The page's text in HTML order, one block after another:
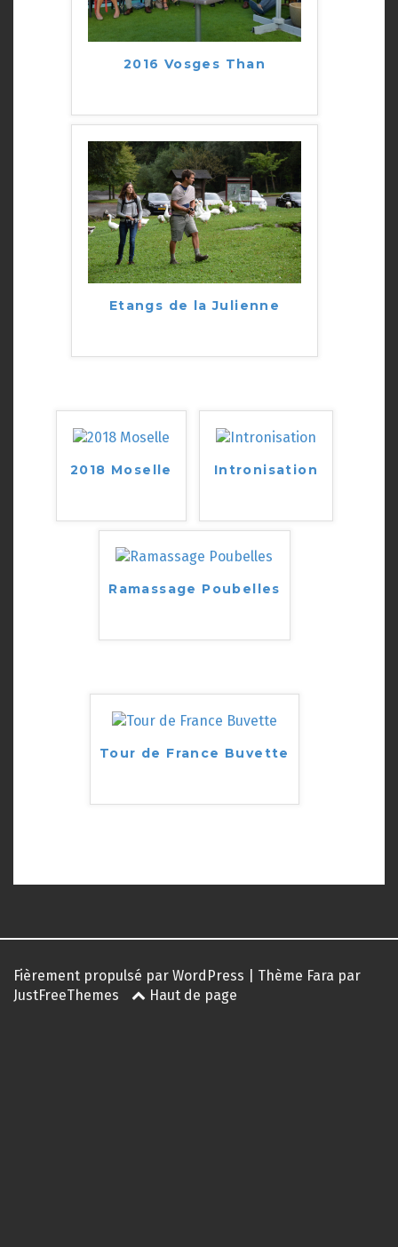
2016 Vosges Than
Etangs de la Julienne
2018 Moselle Intronisation
Ramassage Poubelles
Tour de France Buvette
Fièrement propulsé par WordPress Thème Fara par
JustFreeThemes
Haut de page